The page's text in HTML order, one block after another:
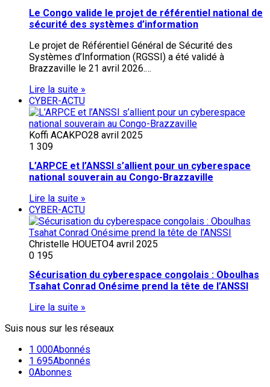
Le Congo valide le projet de référentiel national de
sécurité des systèmes d’information
Le projet de Référentiel Général de Sécurité des
Systèmes d’Information (RGSSI) a été validé à
Brazzaville le 21 avril 2026.…
Lire la suite »
CYBER-ACTU
Koffi ACAKPO28 avril 2025
1 309
L’ARPCE et l’ANSSI s’allient pour un cyberespace
national souverain au Congo-Brazzaville
Lire la suite »
CYBER-ACTU
Christelle HOUETO4 avril 2025
0 195
Sécurisation du cyberespace congolais : Oboulhas
Tsahat Conrad Onésime prend la tête de l’ANSSI
Lire la suite »
Suis nous sur les réseaux
1 000Abonnés
1 695Abonnés
0Abonnes